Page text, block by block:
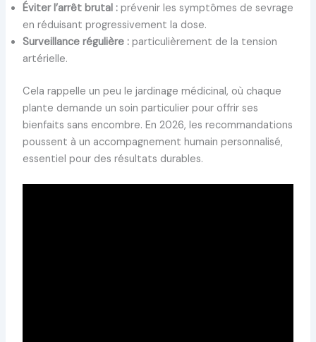
Éviter l’arrêt brutal :prévenir les symptômes de sevrage
en réduisant progressivement la dose.
Surveillance régulière :particulièrement de la tension
artérielle.
Cela rappelle un peu le jardinage médicinal, où chaque
plante demande un soin particulier pour offrir ses
bienfaits sans encombre. En 2026, les recommandations
poussent à un accompagnement humain personnalisé,
essentiel pour des résultats durables.